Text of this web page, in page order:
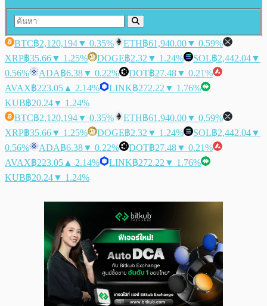
BTC฿2,120,194▼ 0.35% ETH฿61,940.00▼ 0.59%
XRP฿35.66▼ 1.25% DOGE฿2.32 ▼ 1.24% SOL฿2,442.04▼
0.56%
ADA฿6.38▼ 0.22% DOT฿27.48▼ 0.21%
AVAX฿223.05 ▲ 2.14% LINK฿272.22 ▼ 1.76%
KUB฿20.24▼ 1.24%
BTC฿2,120,194▼ 0.35% ETH฿61,940.00▼ 0.59%
XRP฿35.66▼ 1.25% DOGE฿2.32 ▼ 1.24% SOL฿2,442.04▼
0.56%
ADA฿6.38▼ 0.22% DOT฿27.48▼ 0.21%
AVAX฿223.05 ▲ 2.14% LINK฿272.22 ▼ 1.76%
KUB฿20.24▼ 1.24%